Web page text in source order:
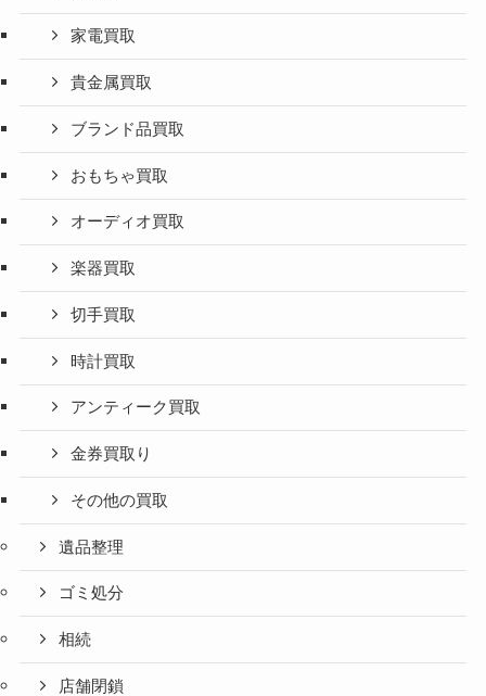
家電買取
貴金属買取
ブランド品買取
おもちゃ買取
オーディオ買取
楽器買取
切手買取
時計買取
アンティーク買取
金券買取り
その他の買取
遺品整理
ゴミ処分
相続
店舗閉鎖